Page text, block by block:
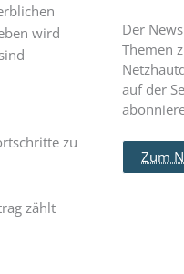
wird
zu
zählt
Der
Themen
auf der
Zum